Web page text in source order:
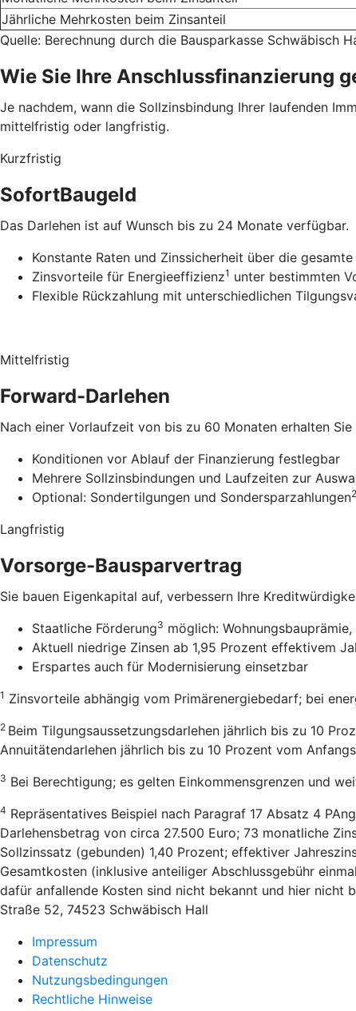
Jährliche Mehrkosten beim Zinsanteil
Quelle: Berechnung durch die Bausparkasse Schwäbisch
Wie Sie Ihre Anschlussfinanzierung
Je nachdem, wann die Sollzinsbindung Ihrer laufenden
mittelfristig oder langfristig.
Kurzfristig
SofortBaugeld
Das Darlehen ist auf Wunsch bis zu 24 Monate verfügbar.
Konstante Raten und Zinssicherheit über die
Zinsvorteile für Energieeffizienz1 unter bestimmten
Flexible Rückzahlung mit unterschiedlichen
Mittelfristig
Forward-Darlehen
Nach einer Vorlaufzeit von bis zu 60 Monaten erhalten
Konditionen vor Ablauf der Finanzierung festlegbar
Mehrere Sollzinsbindungen und Laufzeiten zur
Optional: Sondertilgungen und Sondersparzahlungen2
Langfristig
Vorsorge-Bausparvertrag
Sie bauen Eigenkapital auf, verbessern Ihre
Staatliche Förderung3 möglich:
Aktuell niedrige Zinsen ab 1,95 Prozent effektivem
Erspartes auch für Modernisierung einsetzbar
1 Zinsvorteile abhängig vom Primärenergiebedarf; bei
2 Beim Tilgungsaussetzungsdarlehen jährlich bis zu 10
Annuitätendarlehen jährlich bis zu 10 Prozent vom
3 Bei Berechtigung; es gelten Einkommensgrenzen und
4 Repräsentatives Beispiel nach Paragraf 17 Absatz 4
Darlehensbetrag von circa 27.500 Euro; 73 monatliche
Sollzinssatz (gebunden) 1,40 Prozent; effektiver
Gesamtkosten (inklusive anteiliger Abschlussgebühr
dafür anfallende Kosten sind nicht bekannt und hier nicht
Straße 52, 74523 Schwäbisch Hall
Impressum
Datenschutz
Nutzungsbedingungen
Rechtliche Hinweise